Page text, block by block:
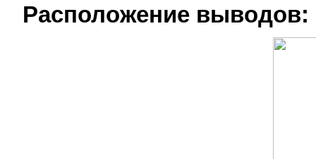
Расположение выводов: